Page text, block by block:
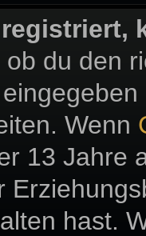
du den
Wenn
13 Jahre
hast.